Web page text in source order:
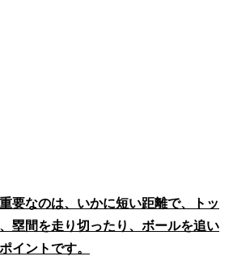
要なのは、いかに短い距離で、トッ
塁間を走り切ったり、ボールを追い
イントです。